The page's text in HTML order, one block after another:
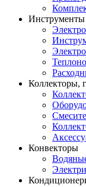
Инструменты
Коллекторы,
Конвекторы